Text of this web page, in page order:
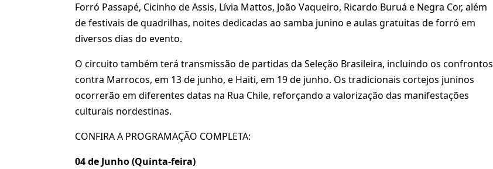
Forró Passapé, Cicinho de Assis, Lívia Mattos, João Vaqueiro, Ricardo Buruá e Negra Cor, além
de festivais de quadrilhas, noites dedicadas ao samba junino e aulas gratuitas de forró em
diversos dias do evento.
O circuito também terá transmissão de partidas da Seleção Brasileira, incluindo os confrontos
contra Marrocos, em 13 de junho, e Haiti, em 19 de junho. Os tradicionais cortejos juninos
ocorrerão em diferentes datas na Rua Chile, reforçando a valorização das manifestações
culturais nordestinas.
CONFIRA A PROGRAMAÇÃO COMPLETA:
04 de Junho (Quinta-feira)